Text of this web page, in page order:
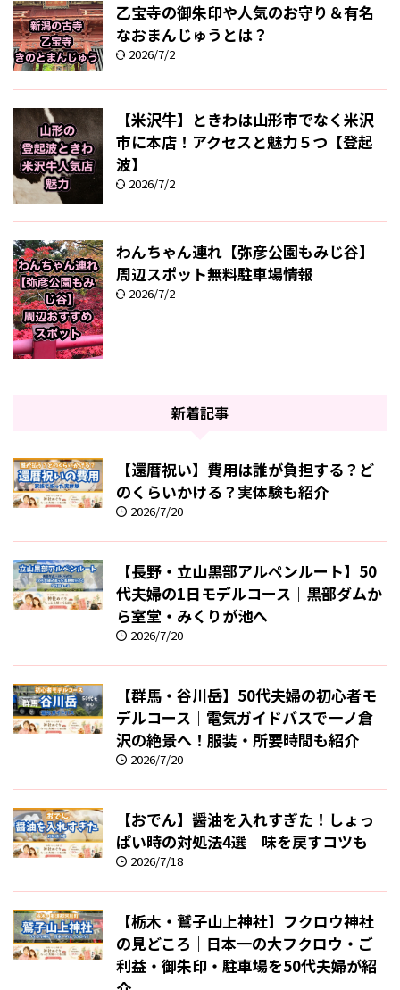
乙宝寺の御朱印や人気のお守り＆有名
なおまんじゅうとは？
2026/7/2
【米沢牛】ときわは山形市でなく米沢
市に本店！アクセスと魅力５つ【登起
波】
2026/7/2
わんちゃん連れ【弥彦公園もみじ谷】
周辺スポット無料駐車場情報
2026/7/2
新着記事
【還暦祝い】費用は誰が負担する？ど
のくらいかける？実体験も紹介
2026/7/20
【長野・立山黒部アルペンルート】50
代夫婦の1日モデルコース｜黒部ダムか
ら室堂・みくりが池へ
2026/7/20
【群馬・谷川岳】50代夫婦の初心者モ
デルコース｜電気ガイドバスで一ノ倉
沢の絶景へ！服装・所要時間も紹介
2026/7/20
【おでん】醤油を入れすぎた！しょっ
ぱい時の対処法4選｜味を戻すコツも
2026/7/18
【栃木・鷲子山上神社】フクロウ神社
の見どころ｜日本一の大フクロウ・ご
利益・御朱印・駐車場を50代夫婦が紹